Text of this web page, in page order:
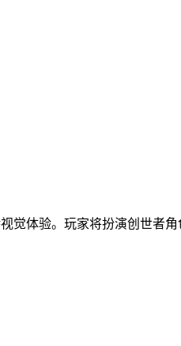
觉体验。玩家将扮演创世者